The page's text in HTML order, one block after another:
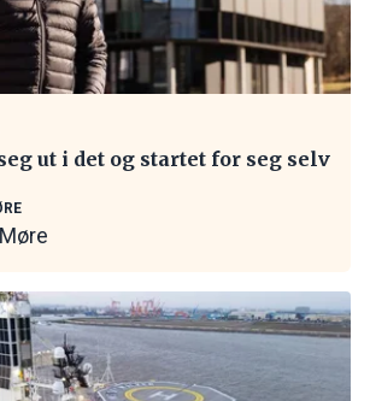
ut i det og startet for seg selv